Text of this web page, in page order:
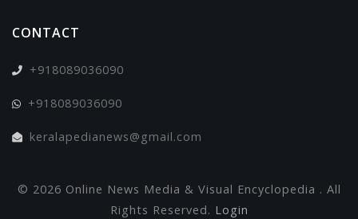
CONTACT
+918089036090
+918089036090
keralapedianews@gmail.com
© 2026 Online News Media & Visual Encyclopedia . All
Rights Reserved. Login